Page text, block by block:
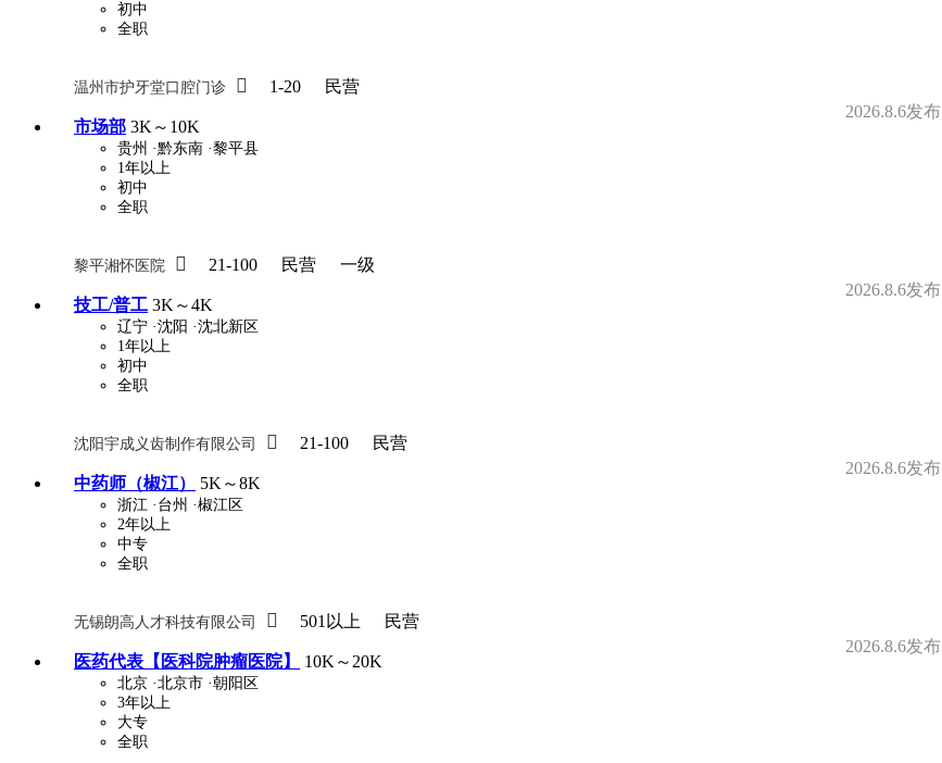
初中
全职
温州市护牙堂口腔门诊  1-20
民营
2026.8.6发布
市场部 3K～10K
贵州 ·黔东南 ·黎平县
1年以上
初中
全职
黎平湘怀医院  21-100 民营
一级
2026.8.6发布
技工/普工 3K～4K
辽宁 ·沈阳 ·沈北新区
1年以上
初中
全职
沈阳宇成义齿制作有限公司  21-100
民营
2026.8.6发布
中药师（椒江）
5K～8K
浙江 ·台州 ·椒江区
2年以上
中专
全职
无锡朗高人才科技有限公司  501以上
民营
2026.8.6发布
医药代表【医科院肿瘤医院】
10K～20K
北京 ·北京市 ·朝阳区
3年以上
大专
全职